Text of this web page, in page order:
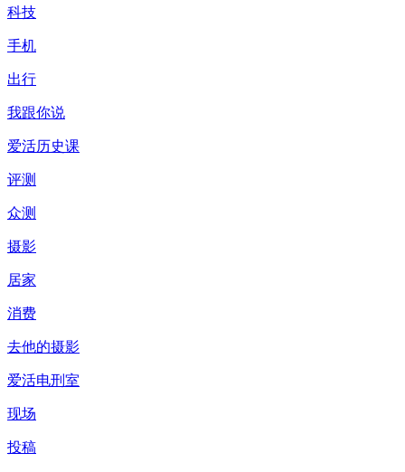
科技
手机
出行
我跟你说
爱活历史课
评测
众测
摄影
居家
消费
去他的摄影
爱活电刑室
现场
投稿